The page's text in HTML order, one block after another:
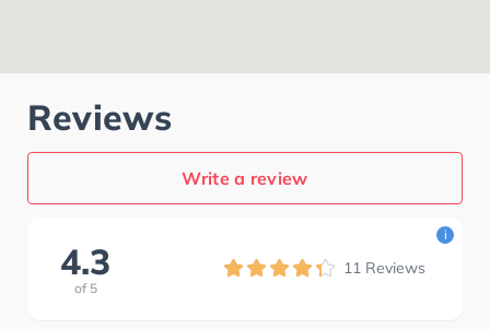
Reviews
Write a review
4.3
of 5
11 Reviews
i